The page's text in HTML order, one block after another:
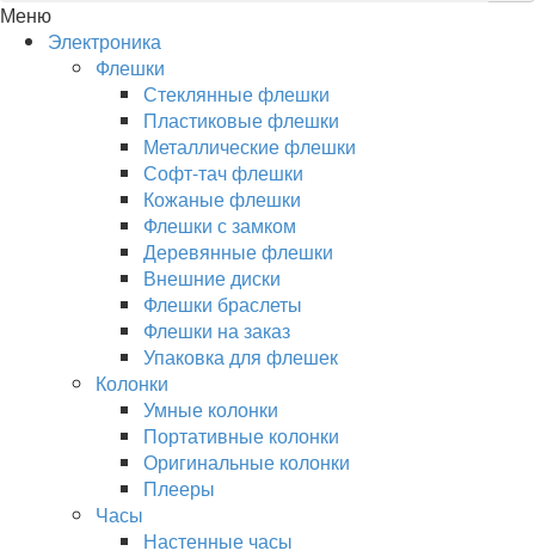
Меню
Электроника
Флешки
Стеклянные флешки
Пластиковые флешки
Металлические флешки
Софт-тач флешки
Кожаные флешки
Флешки с замком
Деревянные флешки
Внешние диски
Флешки браслеты
Флешки на заказ
Упаковка для флешек
Колонки
Умные колонки
Портативные колонки
Оригинальные колонки
Плееры
Часы
Настенные часы